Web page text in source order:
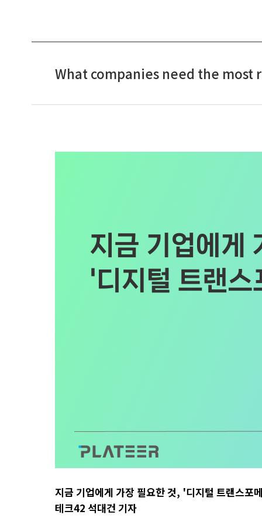
What companies need the
지금 기업에게 가장 필요한 것, '디지털 트랜스포
테크42 석대건 기자